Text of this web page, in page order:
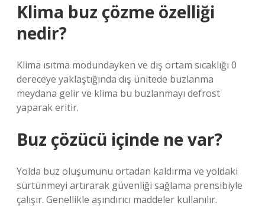
Klima buz çözme özelliği
nedir?
Klima ısıtma modundayken ve dış ortam sıcaklığı 0
dereceye yaklaştığında dış ünitede buzlanma
meydana gelir ve klima bu buzlanmayı defrost
yaparak eritir.
Buz çözücü içinde ne var?
Yolda buz oluşumunu ortadan kaldırma ve yoldaki
sürtünmeyi artırarak güvenliği sağlama prensibiyle
çalışır. Genellikle aşındırıcı maddeler kullanılır.